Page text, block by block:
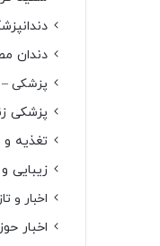
دندان
پزشکی
پزشکی
تغذیه
زیبایی
اخبار و
اخبار